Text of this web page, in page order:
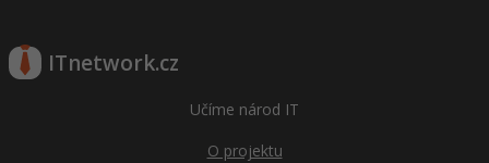
ITnetwork.cz
Učíme národ IT
O projektu